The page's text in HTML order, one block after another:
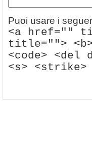
Puoi usare i
<a href=""
title="">
<code> <del
<s> <strike>